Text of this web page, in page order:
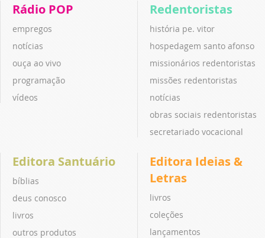
Rádio POP
empregos
notícias
ouça ao vivo
programação
vídeos
Redentoristas
história pe. vitor
hospedagem santo afonso
missionários redentoristas
missões redentoristas
notícias
obras sociais redentoristas
secretariado vocacional
Editora Santuário
bíblias
deus conosco
livros
outros produtos
Editora Ideias &
Letras
livros
coleções
lançamentos